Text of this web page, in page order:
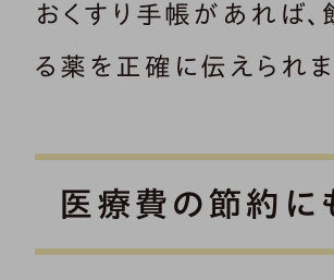
おくすり手帳があれば、
る薬を正確に伝えられま
医療費の節約に